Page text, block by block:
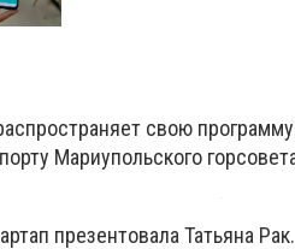
свою
Мариупольского
презентовала Татьяна